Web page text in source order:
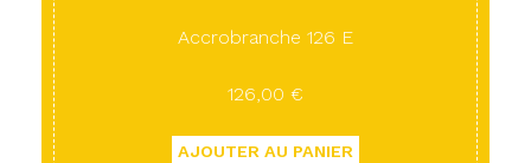
Accrobranche 126 E
126,00 €